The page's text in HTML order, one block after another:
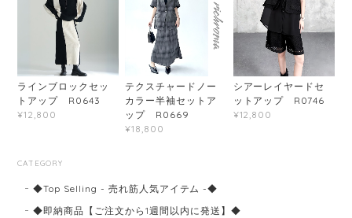
ラインブロックセッ
トアップ R0643
¥12,800
テクスチャードノー
カラー半袖セットア
ップ R0669
¥18,800
シアーレイヤードセ
ットアップ R0746
¥12,800
CATEGORY
◆Top Selling - 売れ筋人気アイテム -◆
◆即納商品【ご注文から1週間以内に発送】◆